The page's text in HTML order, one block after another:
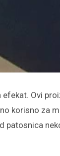
Ovi
korisno za
patosnica